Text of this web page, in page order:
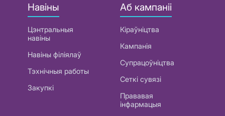
Навіны
Цэнтральныя
навіны
Навіны філіялаў
Тэхнічныя работы
Закупкі
Аб кампаніі
Кіраўніцтва
Кампанія
Супрацоўніцтва
Сеткі сувязі
Прававая
інфармацыя